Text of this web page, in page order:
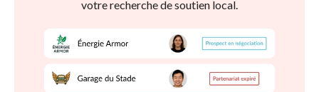
votre recherche de soutien local.